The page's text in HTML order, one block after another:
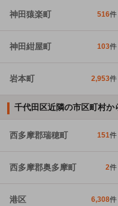
神田猿楽町 516件
神田紺屋町 103件
岩本町 2,953件
千代田区近隣の市区町村か
西多摩郡瑞穂町 151件
西多摩郡奥多摩町 2件
港区 6,308件